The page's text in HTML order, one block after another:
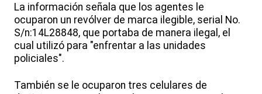
La información señala que los agentes le
ocuparon un revólver de marca ilegible, serial No.
S/n:14L28848, que portaba de manera ilegal, el
cual utilizó para "enfrentar a las unidades
policiales".
También se le ocuparon tres celulares de